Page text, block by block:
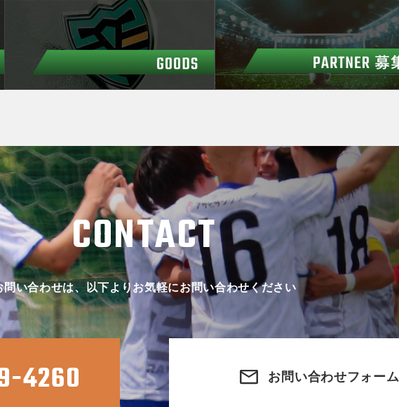
CONTACT
問い合わせは、以下よりお気軽にお問い合わせください
4260 お問い合わせフォーム